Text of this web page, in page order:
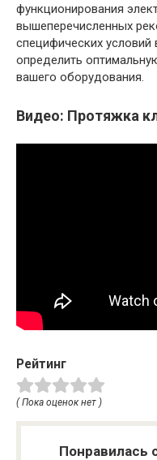
функционирования
вышеперечисленных
специфических
определить
вашего оборудования.
Видео: Протяжка
Рейтинг
( Пока оценок нет )
Понравилась